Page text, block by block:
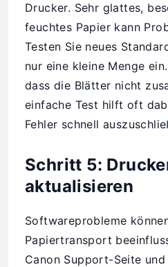
Drucker. Sehr glattes,
feuchtes Papier kann
Testen Sie neues
nur eine kleine Menge
dass die Blätter nicht
einfache Test hilft oft
Fehler schnell
Schritt 5:
aktualisieren
Softwareprobleme
Papiertransport
Canon Support-Seite